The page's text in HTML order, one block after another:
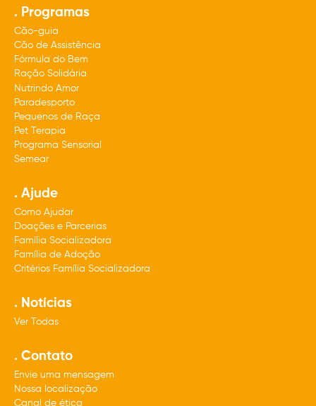
. Programas
Cão-guia
Cão de Assistência
Fórmula do Bem
Ração Solidária
Nutrindo Amor
Paradesporto
Pequenos de Raça
Pet Terapia
Programa Sensorial
Semear
. Ajude
Como Ajudar
Doações e Parcerias
Família Socializadora
Família de Adoção
Critérios Família Socializadora
. Notícias
Ver Todas
. Contato
Envie uma mensagem
Nossa localização
Canal de ética